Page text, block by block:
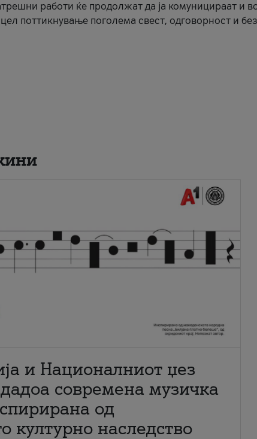
работи ќе продолжат да ја комуницираат и
поттикнување поголема свест, одговорност и
и Националниот џез
современа музичка
од
културно наследство